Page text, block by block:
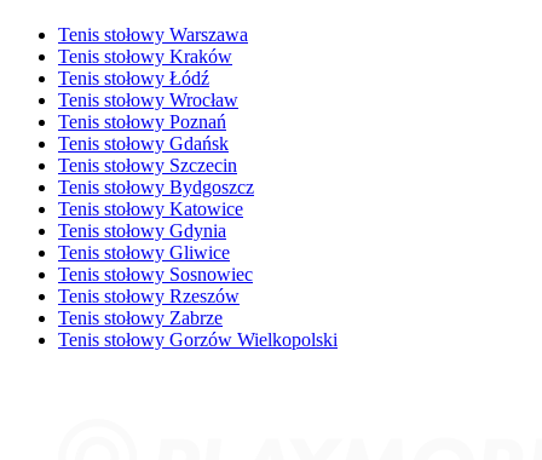
Tenis stołowy Warszawa
Tenis stołowy Kraków
Tenis stołowy Łódź
Tenis stołowy Wrocław
Tenis stołowy Poznań
Tenis stołowy Gdańsk
Tenis stołowy Szczecin
Tenis stołowy Bydgoszcz
Tenis stołowy Katowice
Tenis stołowy Gdynia
Tenis stołowy Gliwice
Tenis stołowy Sosnowiec
Tenis stołowy Rzeszów
Tenis stołowy Zabrze
Tenis stołowy Gorzów Wielkopolski